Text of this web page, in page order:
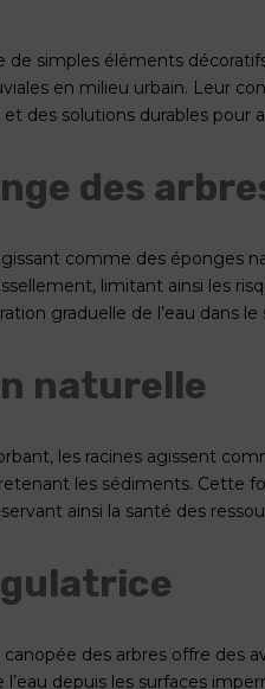
de simples éléments
en milieu urbain. Leur
des solutions durables pour
des
comme des éponges
limitant ainsi les
graduelle de l’eau dans
naturelle
les racines agissent
les sédiments. Cette
ainsi la santé des
canopée des arbres offre des
l’eau depuis les surfaces